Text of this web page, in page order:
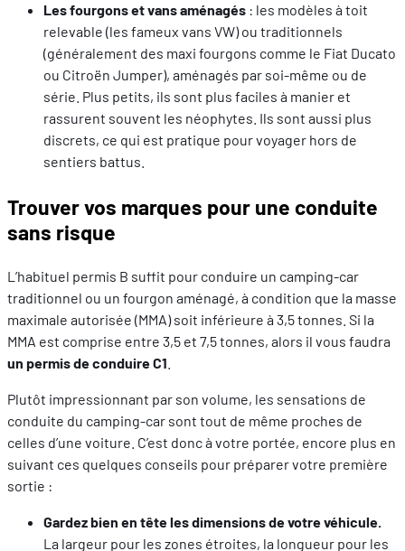
Les fourgons et vans aménagés : les modèles à toit
relevable (les fameux vans VW) ou traditionnels
(généralement des maxi fourgons comme le Fiat Ducato
ou Citroën Jumper), aménagés par soi-même ou de
série. Plus petits, ils sont plus faciles à manier et
rassurent souvent les néophytes. Ils sont aussi plus
discrets, ce qui est pratique pour voyager hors de
sentiers battus.
Trouver vos marques pour une conduite
sans risque
L’habituel permis B suffit pour conduire un camping-car
traditionnel ou un fourgon aménagé, à condition que la masse
maximale autorisée (MMA) soit inférieure à 3,5 tonnes. Si la
MMA est comprise entre 3,5 et 7,5 tonnes, alors il vous faudra
un permis de conduire C1
Plutôt impressionnant par son volume, les sensations de
conduite du camping-car sont tout de même proches de
celles d’une voiture. C’est donc à votre portée, encore plus en
suivant ces quelques conseils pour préparer votre première
sortie :
Gardez bien en tête les dimensions de votre véhicule.
La largeur pour les zones étroites, la longueur pour les